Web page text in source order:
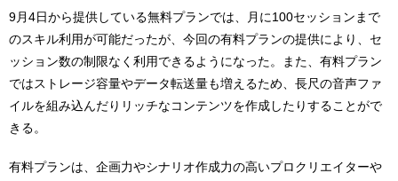
9月4日から提供している無料プランでは、月に100セッションまで
のスキル利用が可能だったが、今回の有料プランの提供により、セ
ッション数の制限なく利用できるようになった。また、有料プラン
ではストレージ容量やデータ転送量も増えるため、長尺の音声ファ
イルを組み込んだりリッチなコンテンツを作成したりすることがで
きる。
有料プランは、企画力やシナリオ作成力の高いプロクリエイターや